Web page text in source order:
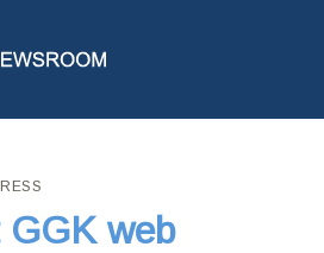
> MICROSOFT GGK WEB STRANICA
web